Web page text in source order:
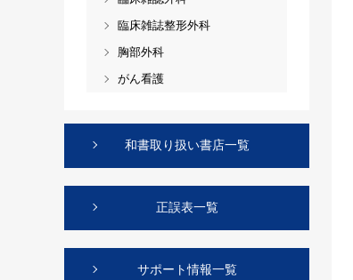
臨床雑誌整形外科
胸部外科
がん看護
和書取り扱い書店一覧
正誤表一覧
サポート情報一覧